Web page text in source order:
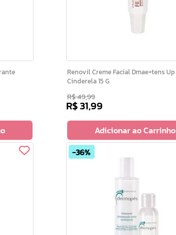
Renovil Creme Facial Dmae+tens Up Efeito
Cinderela 15 G
R$49,99
R$31,99
Adicionar ao Carrinho
36%